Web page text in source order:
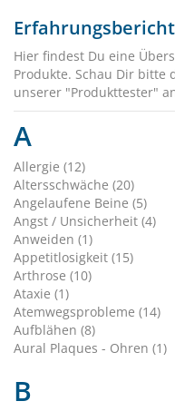
Hier findest Du eine
Produkte. Schau Dir
unserer "Produkttester"
A
Allergie (12)
Altersschwäche (20)
Angelaufene Beine (5)
Angst / Unsicherheit (4)
Anweiden (1)
Appetitlosigkeit (15)
Arthrose (10)
Ataxie (1)
Atemwegsprobleme (14)
Aufblähen (8)
Aural Plaques - Ohren (1)
B